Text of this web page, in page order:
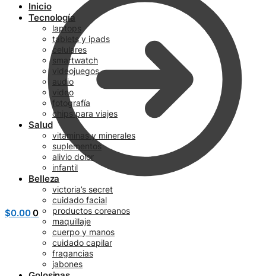
$0.00 0
Inicio
Tecnología
laptops
tablets y ipads
celulares
smartwatch
videojuegos
audio
video
fotografía
chips para viajes
Salud
vitaminas y minerales
suplementos
alivio dolor
infantil
Belleza
victoria’s secret
cuidado facial
productos coreanos
maquillaje
cuerpo y manos
cuidado capilar
fragancias
jabones